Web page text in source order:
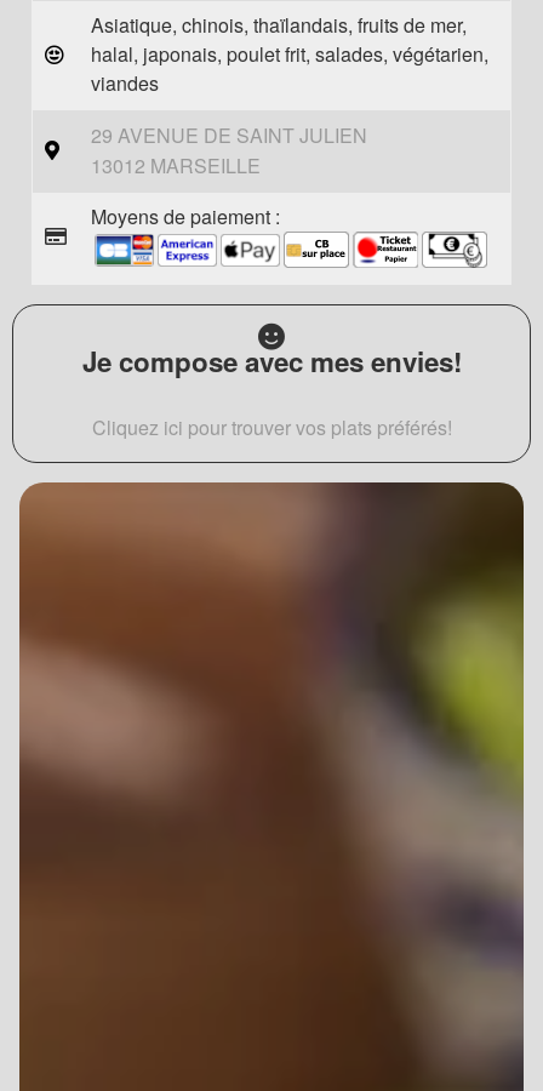
Asiatique, chinois, thaïlandais, fruits de mer,
halal, japonais, poulet frit, salades, végétarien,
viandes
29 AVENUE DE SAINT JULIEN
13012 MARSEILLE
Moyens de paiement :
Je compose avec mes envies!
Cliquez ici pour trouver vos plats préférés!